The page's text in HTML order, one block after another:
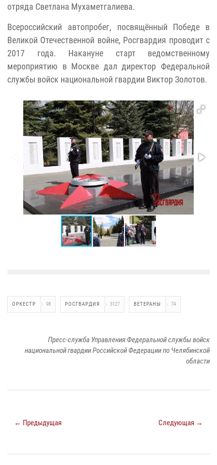
отряда Светлана Мухаметгалиева.
Всероссийский автопробег, посвящённый Победе в
Великой Отечественной войне, Росгвардия проводит с
2017 года. Накануне старт ведомственному
мероприятию в Москве дал директор Федеральной
службы войск национальной гвардии Виктор Золотов.
ОРКЕСТР 98 РОСГВАРДИЯ 3127 ВЕТЕРАНЫ 74
Пресс-служба Управления Федеральной службы войск
национальной гвардии Российской Федерации по Челябинской
области
← Предыдущая Следующая →